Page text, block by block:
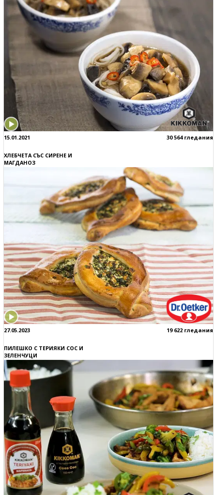
15.01.2021 30 564 гледания
ХЛЕБЧЕТА СЪС СИРЕНЕ И
МАГДАНОЗ
27.05.2023 19 622 гледания
ПИЛЕШКО С ТЕРИЯКИ СОС И
ЗЕЛЕНЧУЦИ